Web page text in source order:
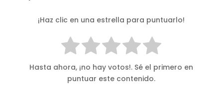
¡Haz clic en una estrella para puntuarlo!
Hasta ahora, ¡no hay votos!. Sé el primero en
puntuar este contenido.